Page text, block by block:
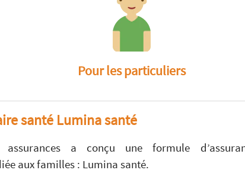
Pour les particuliers
santé Lumina santé
assurances a conçu une formule
aux familles : Lumina santé.